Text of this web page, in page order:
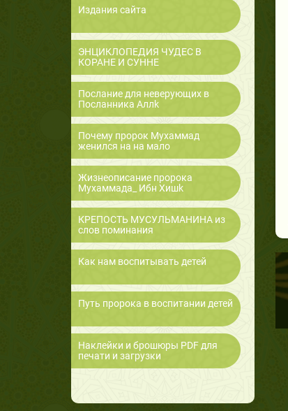
Издания сайта
ЭНЦИКЛОПЕДИЯ ЧУДЕС В
КОРАНЕ И СУННЕ
Послание для неверующих в
Посланника Аллk
Почему пророк Мухаммад
женился на на мало
Жизнеописание пророка
Мухаммада_ Ибн Хишk
КРЕПОСТЬ МУСУЛЬМАНИНА из
слов поминания
Как нам воспитывать детей
Путь пророка в воспитании детей
Наклейки и брошюры PDF для
печати и загрузки